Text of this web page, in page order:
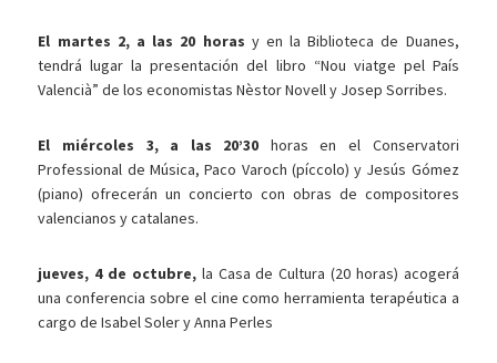
El martes 2, a las 20 horas y en la Biblioteca de Duanes,
tendrá lugar la presentación del libro “Nou viatge pel País
Valencià” de los economistas Nèstor Novell y Josep Sorribes.
El miércoles 3, a las 20’30 horas en el Conservatori
Professional de Música, Paco Varoch (píccolo) y Jesús Gómez
(piano) ofrecerán un concierto con obras de compositores
valencianos y catalanes.
jueves, 4 de octubre,la Casa de Cultura (20 horas) acogerá
una conferencia sobre el cine como herramienta terapéutica a
cargo de Isabel Soler y Anna Perles